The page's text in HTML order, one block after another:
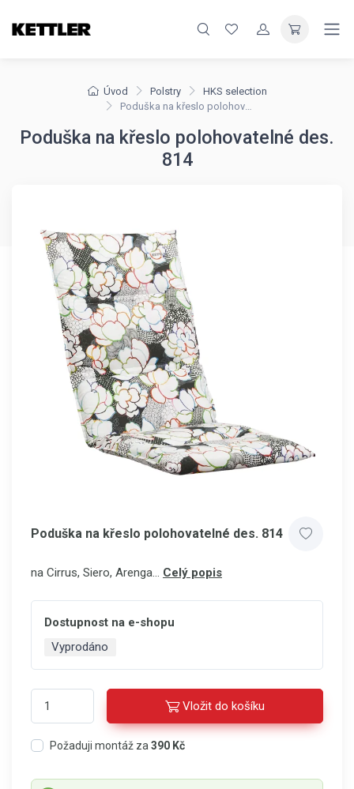
Úvod Polstry
HKS selection
Poduška na křeslo polohovatelné des. 814
Poduška na křeslo polohovatelné des.
814
Poduška na křeslo polohovatelné des. 814
na Cirrus, Siero, Arenga... Celý popis
Dostupnost na e-shopu
Vyprodáno
Vložit do košíku
Požaduji montáž za 390 Kč